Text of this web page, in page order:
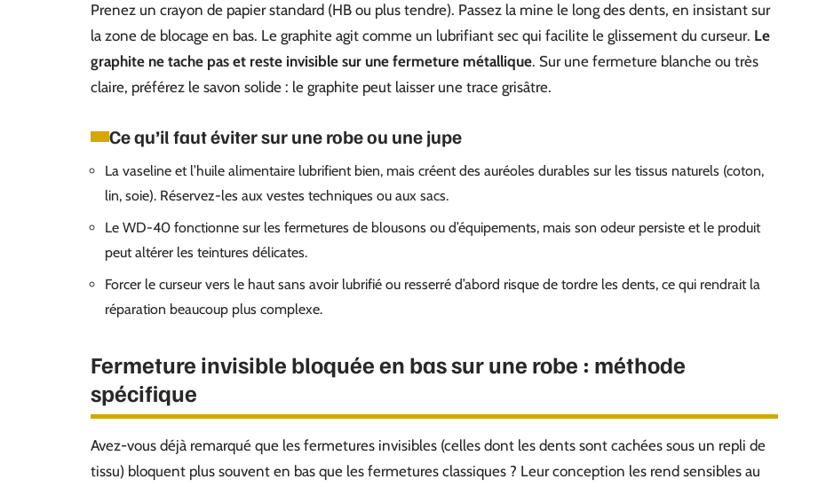
Prenez un crayon de papier standard (HB ou plus tendre). Passez la mine le long des dents, en insistant sur
la zone de blocage en bas. Le graphite agit comme un lubrifiant sec qui facilite le glissement du curseur. Le
graphite ne tache pas et reste invisible sur une fermeture métallique. Sur une fermeture blanche ou très
claire, préférez le savon solide : le graphite peut laisser une trace grisâtre.
Ce qu’il faut éviter sur une robe ou une jupe
La vaseline et l’huile alimentaire lubrifient bien, mais créent des auréoles durables sur les tissus naturels (coton,
lin, soie). Réservez-les aux vestes techniques ou aux sacs.
Le WD-40 fonctionne sur les fermetures de blousons ou d’équipements, mais son odeur persiste et le produit
peut altérer les teintures délicates.
Forcer le curseur vers le haut sans avoir lubrifié ou resserré d’abord risque de tordre les dents, ce qui rendrait la
réparation beaucoup plus complexe.
Fermeture invisible bloquée en bas sur une robe : méthode
spécifique
Avez-vous déjà remarqué que les fermetures invisibles (celles dont les dents sont cachées sous un repli de
tissu) bloquent plus souvent en bas que les fermetures classiques ? Leur conception les rend sensibles au